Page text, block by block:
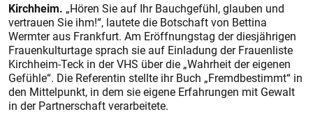
Kirchheim. „Hören Sie auf Ihr Bauchgefühl, glauben und
vertrauen Sie ihm!“, lautete die Botschaft von Bettina
Wermter aus Frankfurt. Am Eröffnungstag der diesjährigen
Frauenkulturtage sprach sie auf Einladung der Frauenliste
Kirchheim-Teck in der VHS über die „Wahrheit der eigenen
Gefühle“. Die Referentin stellte ihr Buch „Fremdbestimmt“ in
den Mittelpunkt, in dem sie eigene Erfahrungen mit Gewalt
in der Partnerschaft verarbeitete.